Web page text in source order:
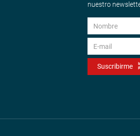
nuestro
Suscribirme